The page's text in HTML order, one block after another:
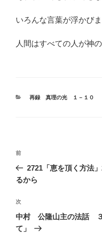
いろんな言葉が浮かびま
人間はすべての人が神の
カ
再録 真理の光 １－１０
投
ナ
ゲ
ー
シ
前
の
投
前
2721「恵を頂く方法
るから
次
の
投
次
中村 公隆山主の法話
て」